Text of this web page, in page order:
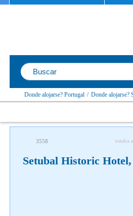
Donde alojarse? Portugal / Donde alojarse?
3558 estaba
Setubal Historic
Síguenos en redes